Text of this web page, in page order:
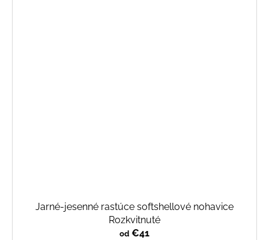
Jarné-jesenné rastúce softshellové nohavice
Rozkvitnuté
od €41